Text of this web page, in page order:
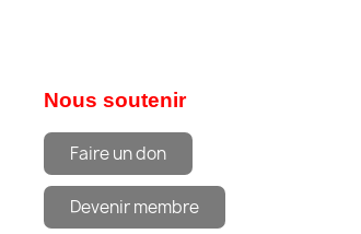
Nous soutenir
Faire un don
Devenir membre